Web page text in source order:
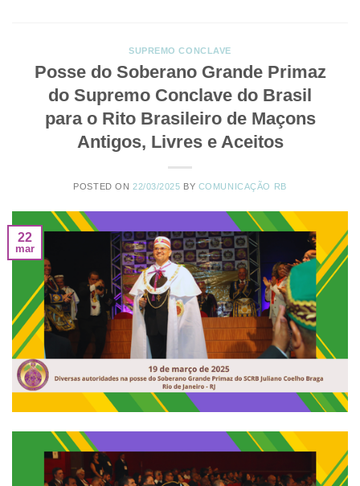
SUPREMO CONCLAVE
Posse do Soberano Grande Primaz
do Supremo Conclave do Brasil
para o Rito Brasileiro de Maçons
Antigos, Livres e Aceitos
POSTED ON 22/03/2025 BY COMUNICAÇÃO RB
22
mar